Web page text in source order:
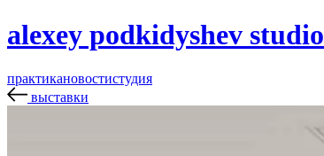
alexey podkidyshev studio
практикановостистудия
выставки